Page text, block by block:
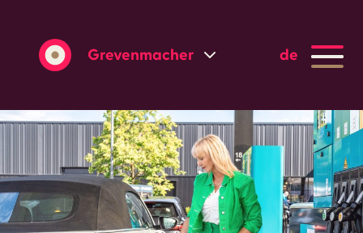
Grevenmacher
Wasserbillig
de